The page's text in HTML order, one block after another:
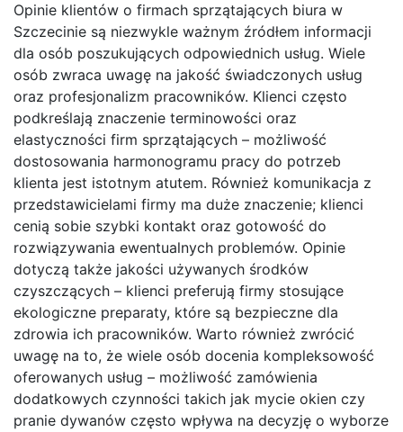
Opinie klientów o firmach sprzątających biura w
Szczecinie są niezwykle ważnym źródłem informacji
dla osób poszukujących odpowiednich usług. Wiele
osób zwraca uwagę na jakość świadczonych usług
oraz profesjonalizm pracowników. Klienci często
podkreślają znaczenie terminowości oraz
elastyczności firm sprzątających – możliwość
dostosowania harmonogramu pracy do potrzeb
klienta jest istotnym atutem. Również komunikacja z
przedstawicielami firmy ma duże znaczenie; klienci
cenią sobie szybki kontakt oraz gotowość do
rozwiązywania ewentualnych problemów. Opinie
dotyczą także jakości używanych środków
czyszczących – klienci preferują firmy stosujące
ekologiczne preparaty, które są bezpieczne dla
zdrowia ich pracowników. Warto również zwrócić
uwagę na to, że wiele osób docenia kompleksowość
oferowanych usług – możliwość zamówienia
dodatkowych czynności takich jak mycie okien czy
pranie dywanów często wpływa na decyzję o wyborze